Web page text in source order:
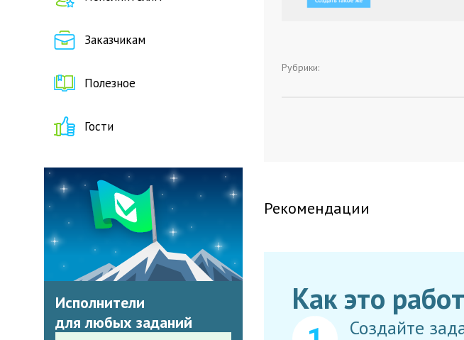
Заказчикам
Полезное
Гости
Исполнители
для любых заданий
Рубрики:
Рекомендации
Как это
Создайте